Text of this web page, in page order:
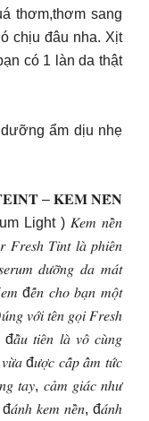
thơm,thơm sang
chịu đâu nha. Xịt
có 1 làn da thật
ẩm dịu nhẹ
– 𝐊𝐄𝐌 𝐍𝐄̂̀𝐍
Light ) 𝐾𝑒𝑚 𝑛𝑒̂̀𝑛
𝑇𝑖𝑛𝑡 𝑙𝑎̀ 𝑝ℎ𝑖𝑒̂𝑛
𝑑𝑢̛𝑜̛̃𝑛𝑔 𝑑𝑎 𝑚𝑎́𝑡
đ𝑒̂́𝑛 𝑐ℎ𝑜 𝑏𝑎̣𝑛 𝑚𝑜̣̂𝑡
𝑣𝑜̛́𝑖 𝑡𝑒̂𝑛 𝑔𝑜̣𝑖 𝐹𝑟𝑒𝑠ℎ
𝑡𝑖𝑒̂𝑛 𝑙𝑎̀ 𝑣𝑜̂ 𝑐𝑢̀𝑛𝑔
đ𝑢̛𝑜̛̣𝑐 𝑐𝑎̂́𝑝 𝑎̂̉𝑚 𝑡𝑢̛́𝑐
𝑡𝑎𝑦, 𝑐𝑎̉𝑚 𝑔𝑖𝑎́𝑐 𝑛ℎ𝑢̛
đ𝑎́𝑛ℎ 𝑘𝑒𝑚 𝑛𝑒̂̀𝑛, đ𝑎́𝑛ℎ